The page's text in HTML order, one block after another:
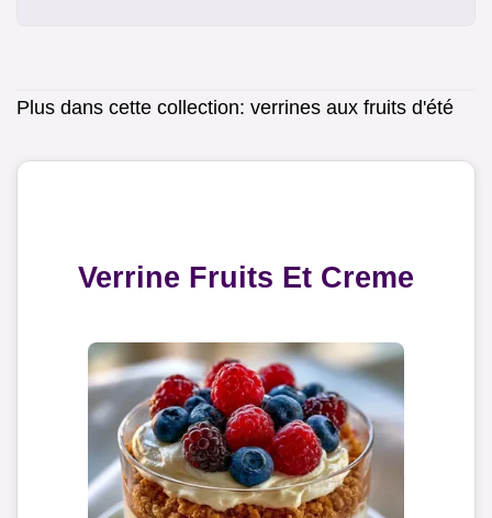
Plus dans cette collection: verrines aux fruits d'été
Verrine Fruits Et Creme